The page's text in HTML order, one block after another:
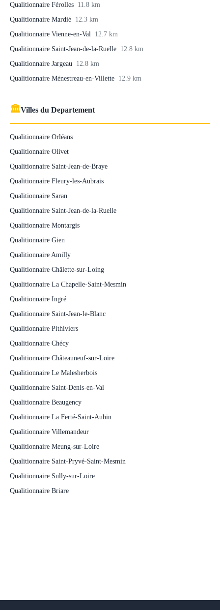
Qualitionnaire Férolles 11.8 km
Qualitionnaire Mardié 12.3 km
Qualitionnaire Vienne-en-Val 12.7 km
Qualitionnaire Saint-Jean-de-la-Ruelle 12.8 km
Qualitionnaire Jargeau 12.8 km
Qualitionnaire Ménestreau-en-Villette 12.9 km
🏛Villes du Departement
Qualitionnaire Orléans
Qualitionnaire Olivet
Qualitionnaire Saint-Jean-de-Braye
Qualitionnaire Fleury-les-Aubrais
Qualitionnaire Saran
Qualitionnaire Saint-Jean-de-la-Ruelle
Qualitionnaire Montargis
Qualitionnaire Gien
Qualitionnaire Amilly
Qualitionnaire Châlette-sur-Loing
Qualitionnaire La Chapelle-Saint-Mesmin
Qualitionnaire Ingré
Qualitionnaire Saint-Jean-le-Blanc
Qualitionnaire Pithiviers
Qualitionnaire Chécy
Qualitionnaire Châteauneuf-sur-Loire
Qualitionnaire Le Malesherbois
Qualitionnaire Saint-Denis-en-Val
Qualitionnaire Beaugency
Qualitionnaire La Ferté-Saint-Aubin
Qualitionnaire Villemandeur
Qualitionnaire Meung-sur-Loire
Qualitionnaire Saint-Pryvé-Saint-Mesmin
Qualitionnaire Sully-sur-Loire
Qualitionnaire Briare